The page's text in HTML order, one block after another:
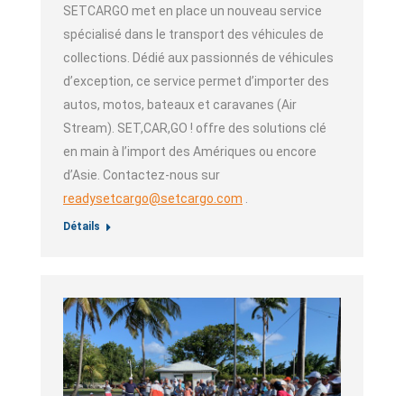
SETCARGO met en place un nouveau service
spécialisé dans le transport des véhicules de
collections. Dédié aux passionnés de véhicules
d’exception, ce service permet d’importer des
autos, motos, bateaux et caravanes (Air
Stream). SET,CAR,GO ! offre des solutions clé
en main à l’import des Amériques ou encore
d’Asie. Contactez-nous sur
readysetcargo@setcargo.com .
Détails